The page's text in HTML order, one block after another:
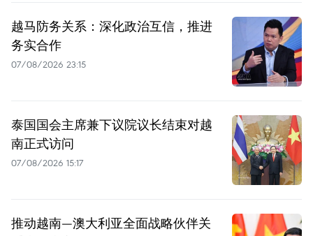
越马防务关系：深化政治互信，推进
务实合作
07/08/2026 23:15
泰国国会主席兼下议院议长结束对越
南正式访问
07/08/2026 15:17
推动越南—澳大利亚全面战略伙伴关